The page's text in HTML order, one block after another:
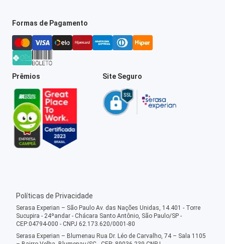
Formas de Pagamento
Prêmios Site Seguro
Políticas de Privacidade
Serasa Experian – São Paulo Av. das Nações Unidas, 14.401 - Torre
Sucupira - 24ºandar - Chácara Santo Antônio, São Paulo/SP -
CEP:04794-000 - CNPJ 62.173.620/0001-80
Serasa Experian – Blumenau Rua Dr. Léo de Carvalho, 74 – Sala 1105